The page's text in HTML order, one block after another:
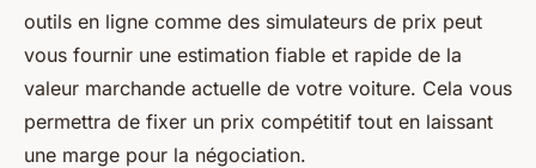
outils en ligne comme des simulateurs de prix peut
vous fournir une estimation fiable et rapide de la
valeur marchande actuelle de votre voiture. Cela vous
permettra de fixer un prix compétitif tout en laissant
une marge pour la négociation.